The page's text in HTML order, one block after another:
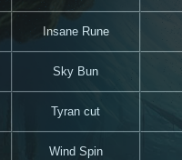
Insane Rune
Sky Bun
Tyran cut
Wind Spin